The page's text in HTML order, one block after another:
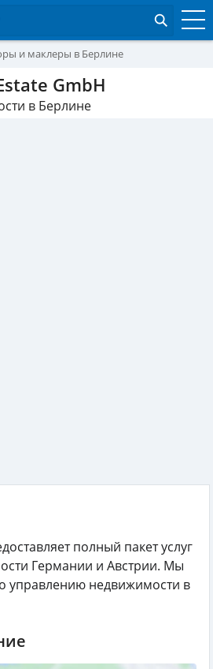
и маклеры в Берлине
GmbH
в Берлине
полный пакет услуг
Германии и Австрии. Мы
управлению недвижимости в